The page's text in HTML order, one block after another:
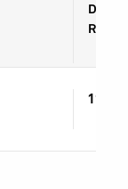
Data
Rating
11-